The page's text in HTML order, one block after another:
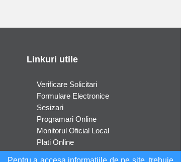
Linkuri utile
Verificare Solicitari
Formulare Electronice
Sesizari
Programari Online
Monitorul Oficial Local
Plati Online
Despre noi
Pentru a accesa informatiile de pe site, trebuie